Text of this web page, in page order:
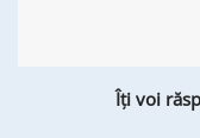
Îți voi